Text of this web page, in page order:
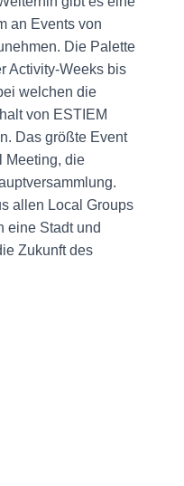
an Events von
Die Palette
Activity-Weeks bis
welchen die
von ESTIEM
Das größte Event
Meeting, die
allen Local Groups
eine Stadt und
Zukunft des